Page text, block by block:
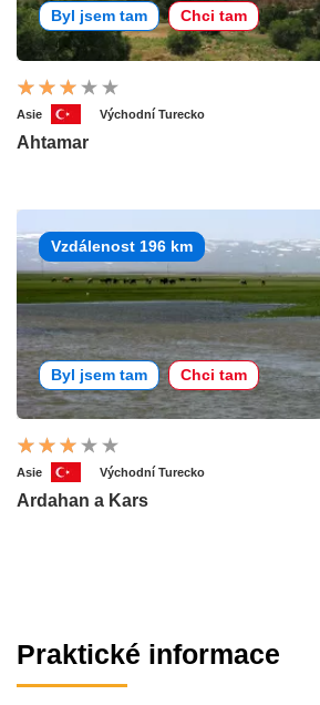
Byl jsem tam Chci tam
Asie Východní Turecko
Ahtamar
Vzdálenost 196 km
Byl jsem tam Chci tam
Asie Východní Turecko
Ardahan a Kars
Praktické informace